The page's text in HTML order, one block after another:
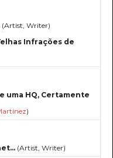
(Artist, Writer)
Infrações de
uma HQ, Certamente
)
(Artist, Writer)